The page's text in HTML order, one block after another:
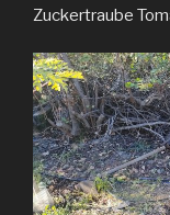
Zuckertraube